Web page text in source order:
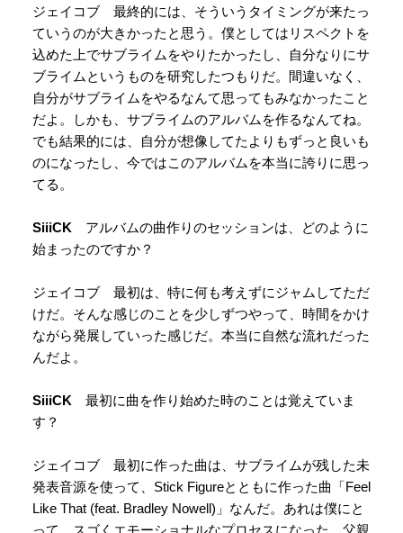
ジェイコブ 最終的には、そういうタイミングが来たっ
ていうのが大きかったと思う。僕としてはリスペクトを
込めた上でサブライムをやりたかったし、自分なりにサ
ブライムというものを研究したつもりだ。間違いなく、
自分がサブライムをやるなんて思ってもみなかったこと
だよ。しかも、サブライムのアルバムを作るなんてね。
でも結果的には、自分が想像してたよりもずっと良いも
のになったし、今ではこのアルバムを本当に誇りに思っ
てる。
SiiiCK アルバムの曲作りのセッションは、どのように
始まったのですか？
ジェイコブ 最初は、特に何も考えずにジャムしてただ
けだ。そんな感じのことを少しずつやって、時間をかけ
ながら発展していった感じだ。本当に自然な流れだった
んだよ。
SiiiCK 最初に曲を作り始めた時のことは覚えていま
す？
ジェイコブ 最初に作った曲は、サブライムが残した未
発表音源を使って、Stick Figureとともに作った曲「Feel
Like That (feat. Bradley Nowell)」なんだ。あれは僕にと